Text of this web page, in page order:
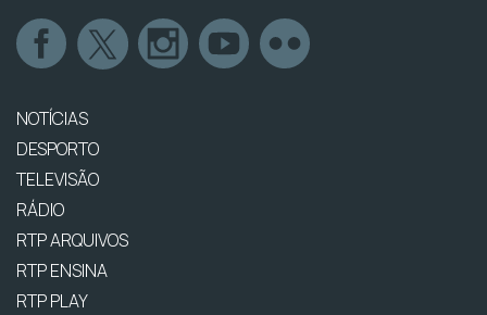
NOTÍCIAS
DESPORTO
TELEVISÃO
RÁDIO
RTP ARQUIVOS
RTP ENSINA
RTP PLAY